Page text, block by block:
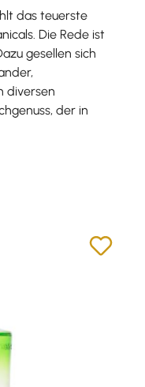
das teuerste
Die Rede ist
gesellen sich
diversen
der in